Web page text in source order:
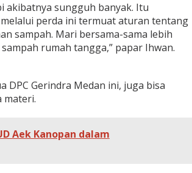
akibatnya sungguh banyak. Itu
perda ini termuat aturan tentang
sampah. Mari bersama-sama lebih
rumah tangga,” papar Ihwan.
DPC Gerindra Medan ini, juga bisa
materi.
Aek Kanopan dalam